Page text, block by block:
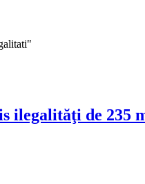
ilegalităţi de 235